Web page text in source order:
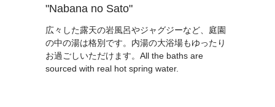
"Nabana no Sato"
広々した露天の岩風呂やジャグジーなど、庭園
の中の湯は格別です。内湯の大浴場もゆったり
お過ごしいただけます。All the baths are
sourced with real hot spring water.